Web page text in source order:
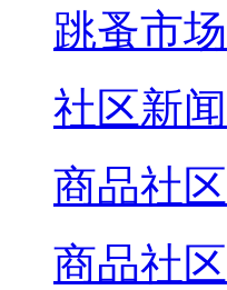
跳蚤市场
社区新闻
商品社区
商品社区